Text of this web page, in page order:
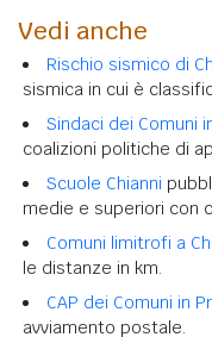
Vedi anche
Rischio sismico di
sismica in cui è
Sindaci dei Comuni
coalizioni politiche di
Scuole Chianni
medie e superiori con
Comuni limitrofi a
le distanze in km.
CAP dei Comuni in
avviamento postale.